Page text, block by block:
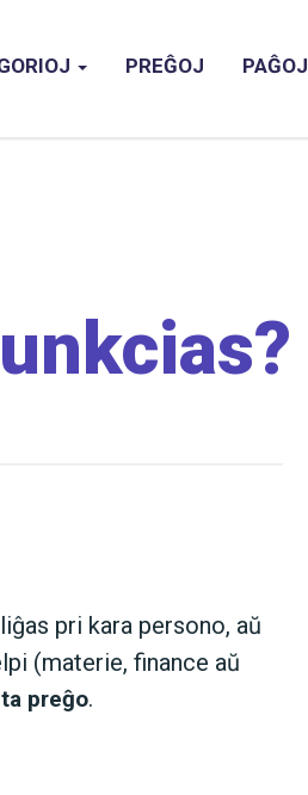
PREĜOJ PAĜOJ
pri kara persono, aŭ
(materie, finance aŭ
preĝo.